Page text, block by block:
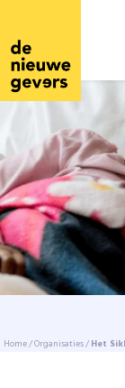
Nederlands
Vrijwilligers
Over ons
Home/Organisaties/Het